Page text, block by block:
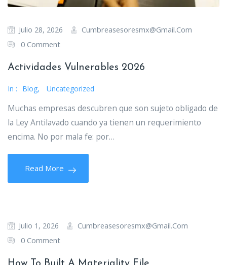
Julio 28, 2026
Cumbreasesoresmx@gmail.com
0 Comment
Actividades Vulnerables 2026
In : Blog, Uncategorized
Muchas empresas descubren que son sujeto obligado de
la Ley Antilavado cuando ya tienen un requerimiento
encima. No por mala fe: por…
Read More
Julio 1, 2026
Cumbreasesoresmx@gmail.com
0 Comment